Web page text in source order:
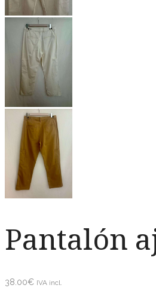
Pantalón
38.00€ IVA incl.